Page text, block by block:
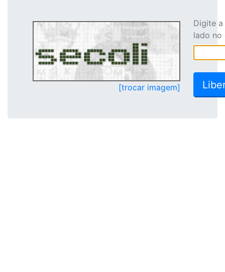
[trocar imagem]
Digite
lado no